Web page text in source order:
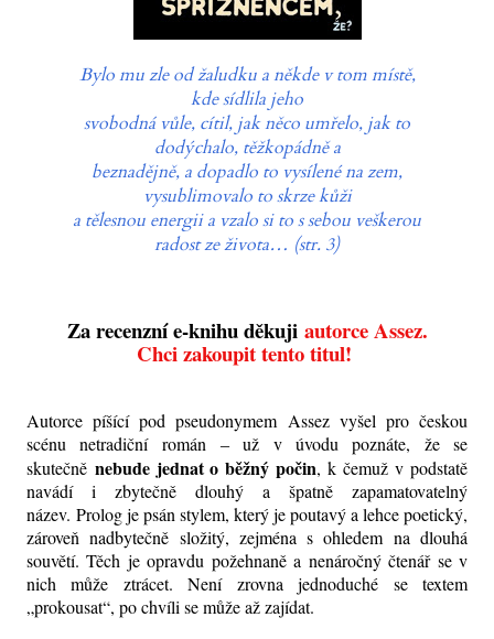
Bylo mu zle od žaludku a někde v tom místě,
kde sídlila jeho
svobodná vůle, cítil, jak něco umřelo, jak to
dodýchalo, těžkopádně a
beznadějně, a dopadlo to vysílené na zem,
vysublimovalo to skrze kůži
a tělesnou energii a vzalo si to s sebou veškerou
radost ze života… (str. 3)
Za recenzní e-knihu děkuji autorce Assez.
Chci zakoupit tento titul!
Autorce píšící pod pseudonymem Assez vyšel pro českou
scénu netradiční román
–už v úvodu poznáte, že se
skutečně nebude jednat o běžný počin, k čemuž v podstatě
navádí i zbytečně dlouhý a špatně zapamatovatelný
název. Prolog je psán stylem, který je poutavý a lehce poetický,
zároveň nadbytečně složitý, zejména s ohledem na dlouhá
souvětí. Těch je opravdu požehnaně a nenáročný čtenář se v
nich může ztrácet. Není zrovna jednoduché se textem
„prokousat“, po chvíli se může až zajídat.